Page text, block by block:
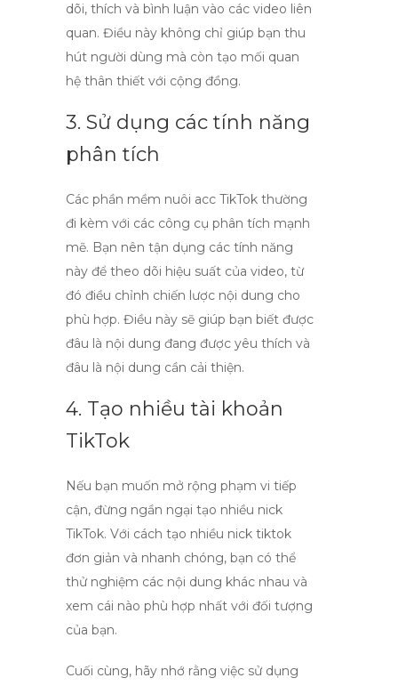
dõi, thích và bình luận vào các video liên
quan. Điều này không chỉ giúp bạn thu
hút người dùng mà còn tạo mối quan
hệ thân thiết với cộng đồng.
3. Sử dụng các tính năng
phân tích
Các phần mềm nuôi acc TikTok thường
đi kèm với các công cụ phân tích mạnh
mẽ. Bạn nên tận dụng các tính năng
này để theo dõi hiệu suất của video, từ
đó điều chỉnh chiến lược nội dung cho
phù hợp. Điều này sẽ giúp bạn biết được
đâu là nội dung đang được yêu thích và
đâu là nội dung cần cải thiện.
4. Tạo nhiều tài khoản
TikTok
Nếu bạn muốn mở rộng phạm vi tiếp
cận, đừng ngần ngại tạo nhiều nick
TikTok. Với cách tạo nhiều nick tiktok
đơn giản và nhanh chóng, bạn có thể
thử nghiệm các nội dung khác nhau và
xem cái nào phù hợp nhất với đối tượng
của bạn.
Cuối cùng, hãy nhớ rằng việc sử dụng